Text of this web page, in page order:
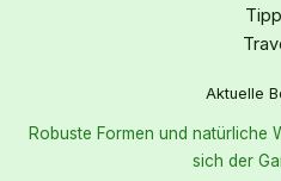
Aktuelle
Robuste Formen und natürliche
sich der